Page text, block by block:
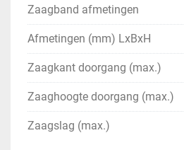
Zaagband afmetingen
Afmetingen (mm) LxBxH
Zaagkant doorgang (max.)
Zaaghoogte doorgang (max.)
Zaagslag (max.)